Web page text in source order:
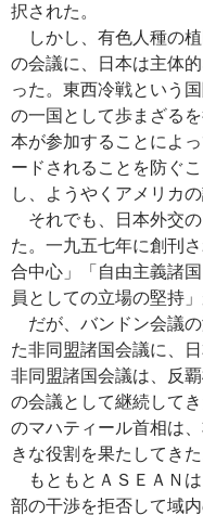
択された。
しかし、有色人種の
の会議に、日本は主体
った。東西冷戦という
の一国として歩まざる
本が参加することによ
ードされることを防ぐ
し、ようやくアメリカ
それでも、日本外交
た。一九五七年に創刊
合中心」「自由主義諸
員としての立場の堅持」
だが、バンドン会議
た非同盟諸国会議に、
非同盟諸国会議は、反
の会議として継続して
のマハティール首相は
きな役割を果たしてきた
もともとＡＳＥＡＮ
部の干渉を拒否して域